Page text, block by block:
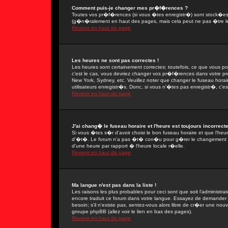
Comment puis-je changer mes pr�f�rences ?
Toutes vos pr�f�rences (si vous �tes enregistr�) sont
(g�n�ralement en haut des pages, mais cela peut ne pas �tre
Revenir en haut de page
Les heures ne sont pas correctes !
Les heures sont certainement correctes; toutefois, ce que vous
c'est le cas, vous devriez changer vos pr�f�rences dans votre
New York, Sydney, etc. Veuillez noter que changer le fuseau
utilisateurs enregistr�s. Donc, si vous n'�tes pas enregistr�,
Revenir en haut de page
J'ai chang� le fuseau horaire et l'heure est toujours
Si vous �tes s�r d'avoir choisi le bon fuseau horaire et que
d'�t�. Le forum n'a pas �t� con�u pour g�rer le
d'une heure par rapport � l'heure locale r�elle.
Revenir en haut de page
Ma langue n'est pas dans la liste !
Les raisons les plus probables pour ceci sont que soit
encore traduit ce forum dans votre langue. Essayez de
besoin; s'il n'existe pas, sentez-vous alors libre de cr�er une
groupe phpBB (allez voir le lien en bas des pages).
Revenir en haut de page